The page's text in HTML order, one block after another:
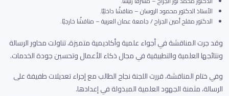
الأستاذ الدكتور محمود الروسان – مناقشًا داخليًا.
الدكتور مفلح أمين الجراح / جامعة عمان العربية – مناقشًا خارجيًا.
وقد جرت المناقشة في أجواء علمية وأكاديمية متميزة، تناولت محاور الرسالة
ونتائجها العلمية والتطبيقية في مجال ذكاء الأعمال وتحسين جودة الخدمات.
وفي ختام المناقشة، قررت اللجنة نجاح الطالب مع إجراء تعديلات طفيفة على
الرسالة، مثمنة الجهود العلمية المبذولة في إعدادها.